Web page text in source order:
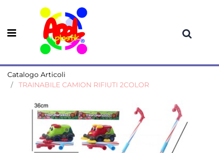
Open menu
Catalogo Articoli
TRAINABILE CAMION RIFIUTI 2COLOR